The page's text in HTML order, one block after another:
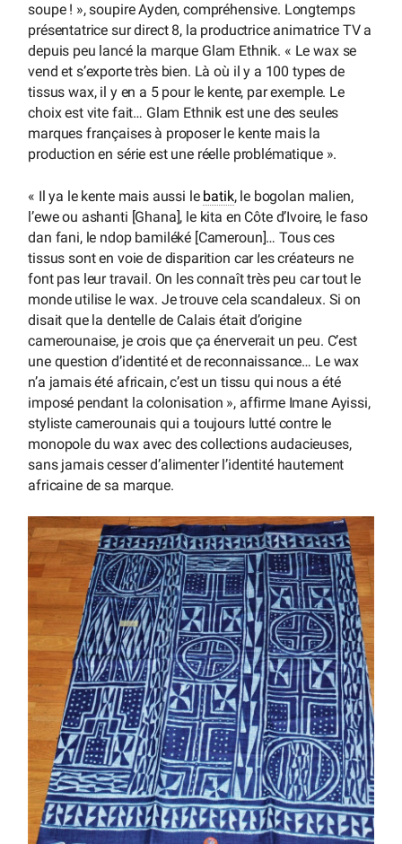
soupe ! », soupire Ayden, compréhensive. Longtemps
présentatrice sur direct 8, la productrice animatrice TV a
depuis peu lancé la marque Glam Ethnik. « Le wax se
vend et s’exporte très bien. Là où il y a 100 types de
tissus wax, il y en a 5 pour le kente, par exemple. Le
choix est vite fait… Glam Ethnik est une des seules
marques françaises à proposer le kente mais la
production en série est une réelle problématique ».
« Il ya le kente mais aussi le batik, le bogolan malien,
l’ewe ou ashanti [Ghana], le kita en Côte d’Ivoire, le faso
dan fani, le ndop bamiléké [Cameroun]… Tous ces
tissus sont en voie de disparition car les créateurs ne
font pas leur travail. On les connaît très peu car tout le
monde utilise le wax. Je trouve cela scandaleux. Si on
disait que la dentelle de Calais était d’origine
camerounaise, je crois que ça énerverait un peu. C’est
une question d’identité et de reconnaissance… Le wax
n’a jamais été africain, c’est un tissu qui nous a été
imposé pendant la colonisation », affirme Imane Ayissi,
styliste camerounais qui a toujours lutté contre le
monopole du wax avec des collections audacieuses,
sans jamais cesser d’alimenter l’identité hautement
africaine de sa marque.